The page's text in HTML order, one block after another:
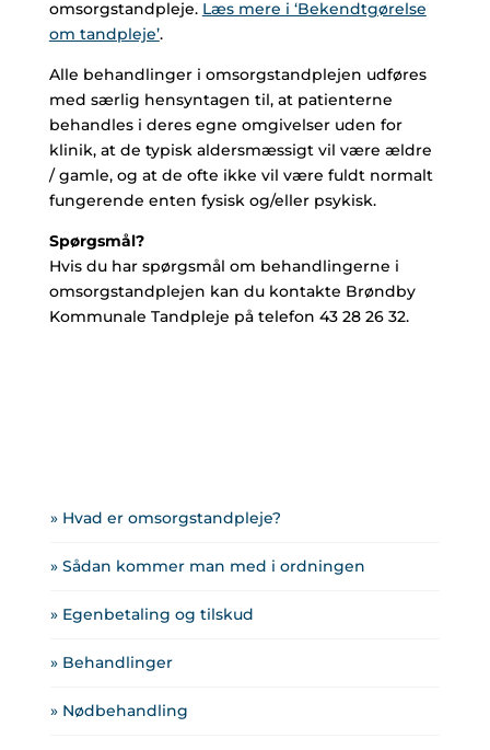
omsorgstandpleje. Læs mere i ‘Bekendtgørelse
om tandpleje’.
Alle behandlinger i omsorgstandplejen udføres
med særlig hensyntagen til, at patienterne
behandles i deres egne omgivelser uden for
klinik, at de typisk aldersmæssigt vil være ældre
/ gamle, og at de ofte ikke vil være fuldt normalt
fungerende enten fysisk og/eller psykisk.
Spørgsmål?
Hvis du har spørgsmål om behandlingerne i
omsorgstandplejen kan du kontakte Brøndby
Kommunale Tandpleje på telefon 43 28 26 32.
» Hvad er omsorgstandpleje?
» Sådan kommer man med i ordningen
» Egenbetaling og tilskud
» Behandlinger
» Nødbehandling